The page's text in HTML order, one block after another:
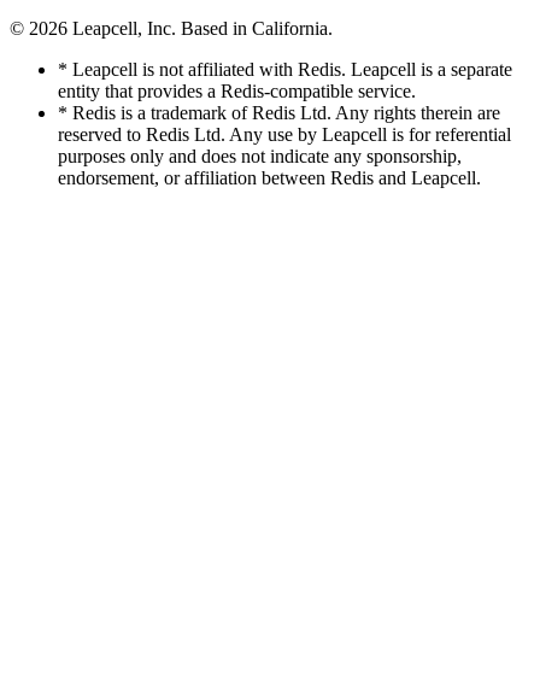
© 2026 Leapcell, Inc. Based in California.
* Leapcell is not affiliated with Redis. Leapcell is a separate
entity that provides a Redis-compatible service.
* Redis is a trademark of Redis Ltd. Any rights therein are
reserved to Redis Ltd. Any use by Leapcell is for referential
purposes only and does not indicate any sponsorship,
endorsement, or affiliation between Redis and Leapcell.